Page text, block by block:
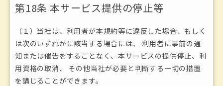
第18条 本サービス提供の停止等
（１）当社は、利用者が本規約等に違反した場合、もしく
は次のいずれかに該当する場合には、 利用者に事前の通
知または催告をすることなく、本サービスの提供停止、利
用資格の取消、 その他当社が必要と判断する一切の措置
を講じることができます。